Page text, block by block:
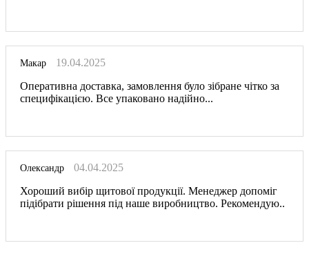
Макар
19.04.2025
Оперативна доставка, замовлення було зібране чітко за
специфікацією. Все упаковано надійно...
Олександр
04.04.2025
Хороший вибір щитової продукції. Менеджер допоміг
підібрати рішення під наше виробництво. Рекомендую..